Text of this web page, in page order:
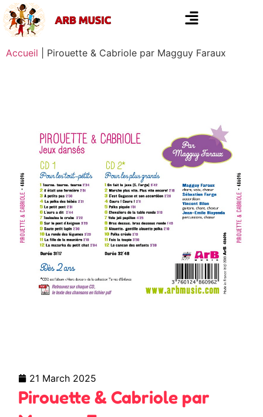
Accueil Pirouette & Cabriole par Magguy Faraux
21 March 2025
Pirouette & Cabriole par